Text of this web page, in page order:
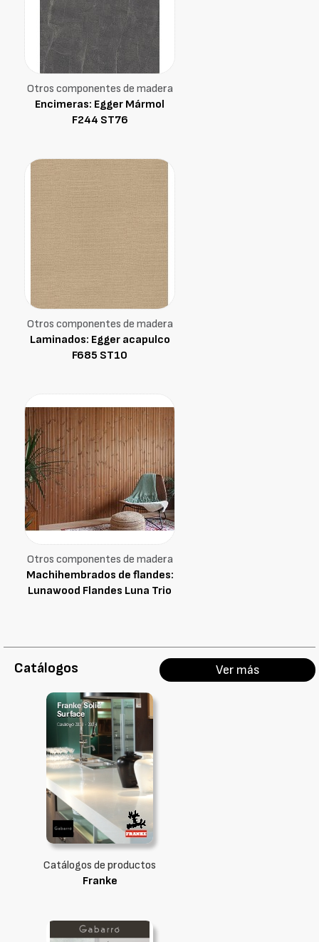
Otros componentes de madera
Encimeras: Egger Mármol
F244 ST76
Otros componentes de madera
Laminados: Egger acapulco
F685 ST10
Otros componentes de madera
Machihembrados de flandes:
Lunawood Flandes Luna Trio
Catálogos Ver más
Catálogos de productos
Franke